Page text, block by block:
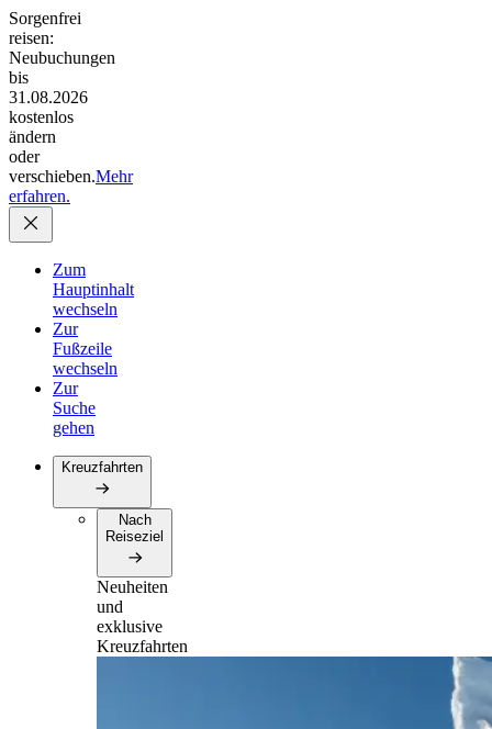
Sorgenfrei
reisen:
Neubuchungen
bis
31.08.2026
kostenlos
ändern
oder
verschieben.Mehr
erfahren.
Zum
Hauptinhalt
wechseln
Zur
Fußzeile
wechseln
Zur
Suche
gehen
Kreuzfahrten
Nach
Reiseziel
Neuheiten
und
exklusive
Kreuzfahrten